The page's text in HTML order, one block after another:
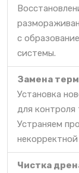
с
системы.
Замена
Установка
для контроля
Устраняем
Чистка